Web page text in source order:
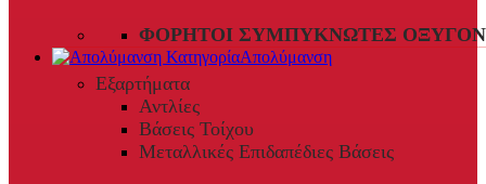
ΦΟΡΗΤΟΊ ΣΥΜΠΥΚΝΩΤΈΣ
Απολύμανση
Εξαρτήματα
Αντλίες
Βάσεις Τοίχου
Μεταλλικές Επιδαπέδιες Βάσεις